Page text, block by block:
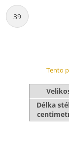
39
Tento
Délka